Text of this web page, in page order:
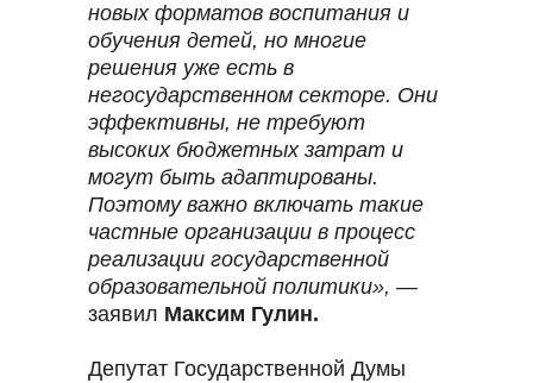
новых форматов воспитания и
обучения детей, но многие
решения уже есть в
негосударственном секторе. Они
эффективны, не требуют
высоких бюджетных затрат и
могут быть адаптированы.
Поэтому важно включать такие
частные организации в процесс
реализации государственной
образовательной политики», —
заявил Максим Гулин.
Депутат Государственной Думы